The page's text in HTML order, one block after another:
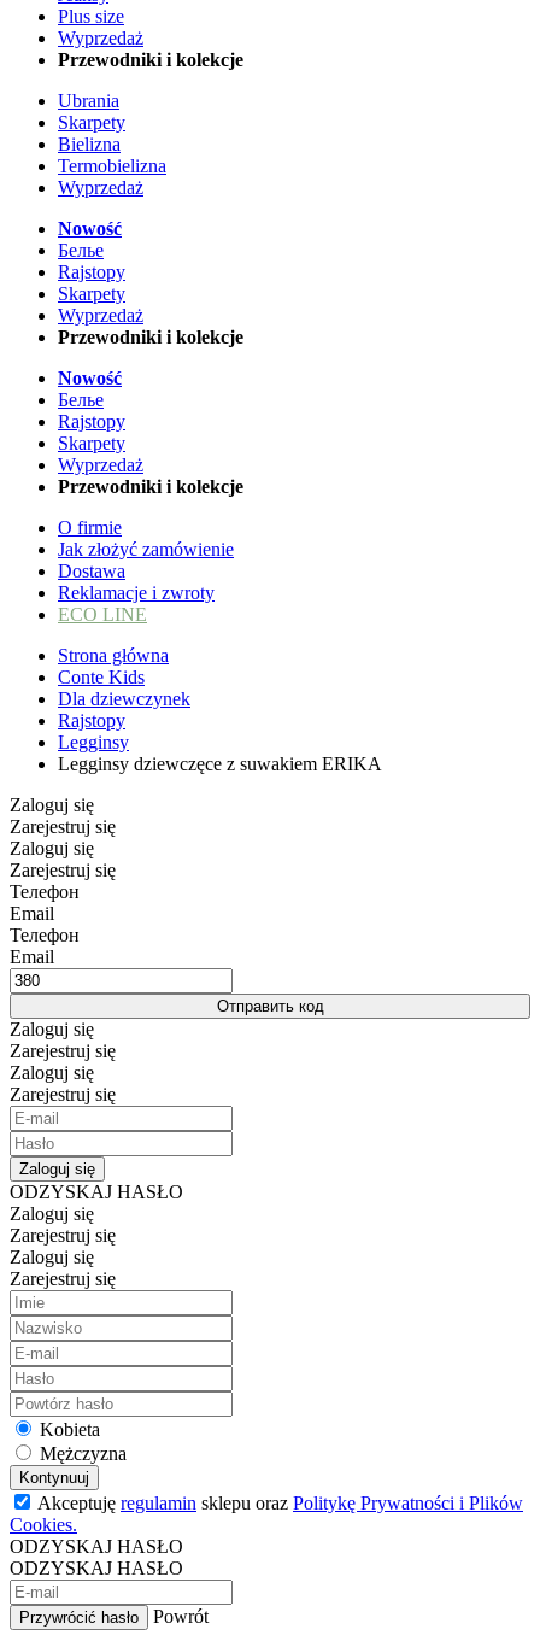
Plus size
Wyprzedaż
Przewodniki i kolekcje
Ubrania
Skarpety
Bielizna
Termobielizna
Wyprzedaż
Nowość
Белье
Rajstopy
Skarpety
Wyprzedaż
Przewodniki i kolekcje
Nowość
Белье
Rajstopy
Skarpety
Wyprzedaż
Przewodniki i kolekcje
O firmie
Jak złożyć zamówienie
Dostawa
Reklamacje i zwroty
ECO LINE
Strona główna
Conte Kids
Dla dziewczynek
Rajstopy
Legginsy
Legginsy dziewczęce z suwakiem ERIKA
Zaloguj się
Zarejestruj się
Zaloguj się
Zarejestruj się
Телефон
Email
Телефон
Email
Отправить код
Zaloguj się
Zarejestruj się
Zaloguj się
Zarejestruj się
Zaloguj się
ODZYSKAJ HASŁO
Zaloguj się
Zarejestruj się
Zaloguj się
Zarejestruj się
Kobieta
Mężczyzna
Kontynuuj
Akceptuję regulamin sklepu oraz Politykę Prywatności i Plików
Cookies.
ODZYSKAJ HASŁO
ODZYSKAJ HASŁO
Przywrócić hasło
Powrót